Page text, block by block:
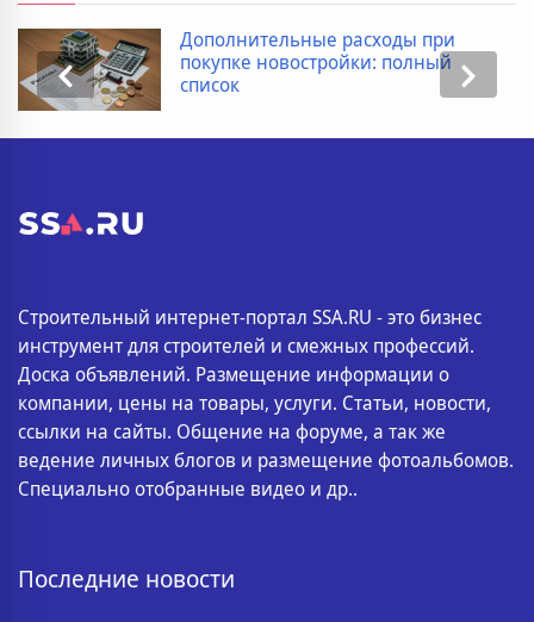
Дополнительные расходы при
покупке новостройки: полный
список
Строительный интернет-портал SSA.RU - это бизнес
инструмент для строителей и смежных профессий.
Доска объявлений. Размещение информации о
компании, цены на товары, услуги. Статьи, новости,
ссылки на сайты. Общение на форуме, а так же
ведение личных блогов и размещение фотоальбомов.
Специально отобранные видео и др..
Последние новости